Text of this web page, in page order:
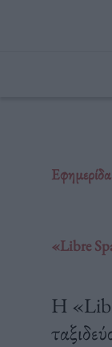
Εφημερίδα
«Libre
Η